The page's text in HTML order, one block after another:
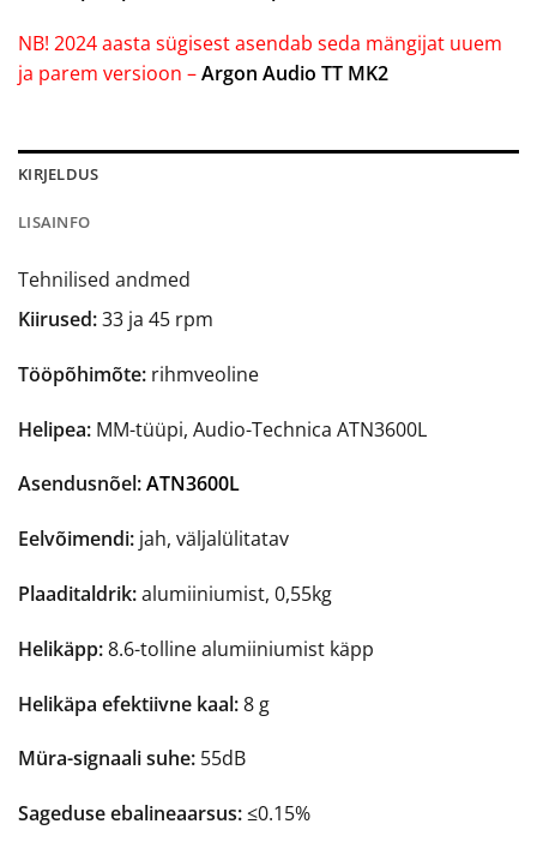
NB! 2024 aasta sügisest asendab seda mängijat uuem
ja parem versioon –Argon Audio TT MK2
KIRJELDUS
LISAINFO
Tehnilised andmed
Kiirused:33 ja 45 rpm
Tööpõhimõte: rihmveoline
Helipea: MM-tüüpi, Audio-Technica ATN3600L
Asendusnõel:ATN3600L
Eelvõimendi: jah, väljalülitatav
Plaaditaldrik:alumiiniumist, 0,55kg
Helikäpp:8.6-tolline alumiiniumist käpp
Helikäpa efektiivne kaal:8 g
Müra-signaali suhe: 55dB
Sageduse ebalineaarsus:≤0.15%